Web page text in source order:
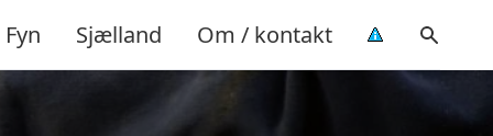
Fyn Sjælland Om / kontakt